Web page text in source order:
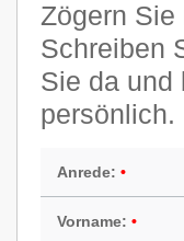
Zögern
Schreiben
Sie da und
persönlich.
Anrede:
Vorname: